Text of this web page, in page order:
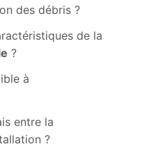
des débris ?
de la
?
à
entre la
?